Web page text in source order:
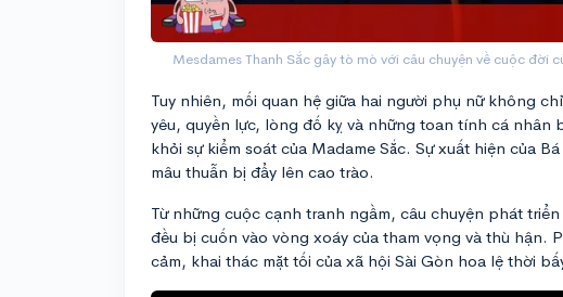
Mesdames Thanh Sắc gây tò mò với câu chuyện về cuộc đời
Tuy nhiên, mối quan hệ giữa hai người phụ nữ không
yêu, quyền lực, lòng đố kỵ và những toan tính cá nhân
khỏi sự kiểm soát của Madame Sắc. Sự xuất hiện của
mâu thuẫn bị đẩy lên cao trào.
Từ những cuộc cạnh tranh ngầm, câu chuyện phát
đều bị cuốn vào vòng xoáy của tham vọng và thù hận.
cảm, khai thác mặt tối của xã hội Sài Gòn hoa lệ thời